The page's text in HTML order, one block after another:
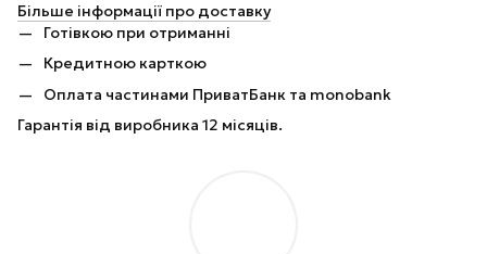
Більше інформації про доставку
Готівкою при отриманні
Кредитною карткою
Оплата частинами ПриватБанк та monobank
Гарантія від виробника 12 місяців.